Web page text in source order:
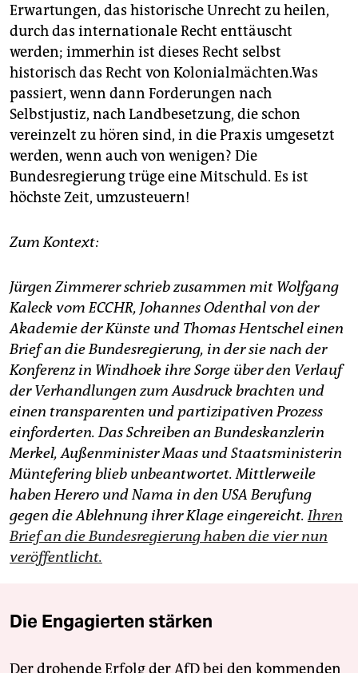
Erwartungen, das historische Unrecht zu heilen,
durch das internationale Recht enttäuscht
werden; immerhin ist dieses Recht selbst
historisch das Recht von Kolonialmächten.Was
passiert, wenn dann Forderungen nach
Selbstjustiz, nach Landbesetzung, die schon
vereinzelt zu hören sind, in die Praxis umgesetzt
werden, wenn auch von wenigen? Die
Bundesregierung trüge eine Mitschuld. Es ist
höchste Zeit, umzusteuern!
Zum Kontext:
Jürgen Zimmerer schrieb zusammen mit Wolfgang
Kaleck vom ECCHR, Johannes Odenthal von der
Akademie der Künste und Thomas Hentschel einen
Brief an die Bundesregierung, in der sie nach der
Konferenz in Windhoek ihre Sorge über den Verlauf
der Verhandlungen zum Ausdruck brachten und
einen transparenten und partizipativen Prozess
einforderten. Das Schreiben an Bundeskanzlerin
Merkel, Außenminister Maas und Staatsministerin
Müntefering blieb unbeantwortet. Mittlerweile
haben Herero und Nama in den USA Berufung
gegen die Ablehnung ihrer Klage eingereicht.Ihren
Brief an die Bundesregierung haben die vier nun
veröffentlicht.
Die Engagierten stärken
Der drohende Erfolg der AfD bei den kommenden